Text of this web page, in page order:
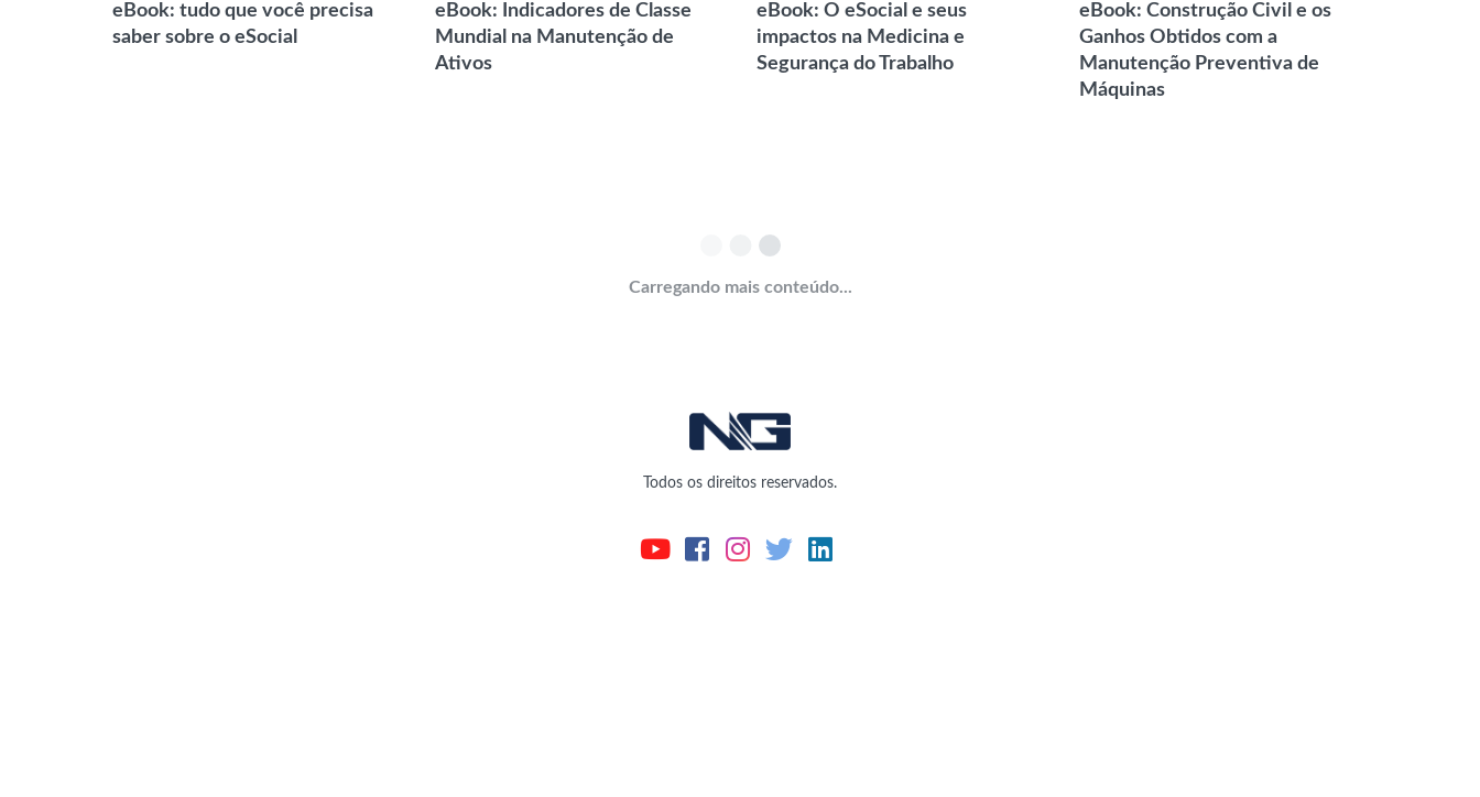
eBook: tudo que você precisa
saber sobre o eSocial
eBook: Indicadores de Classe
Mundial na Manutenção de
Ativos
eBook: O eSocial e seus
impactos na Medicina e
Segurança do Trabalho
eBook: Construção Civil e os
Ganhos Obtidos com a
Manutenção Preventiva de
Máquinas
Carregando mais conteúdo...
Todos os direitos reservados.